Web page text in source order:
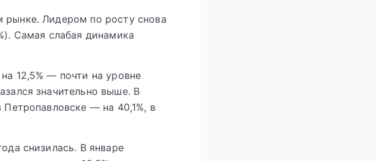
рынке. Лидером по росту снова
Самая слабая динамика
12,5% — почти на уровне
значительно выше. В
Петропавловске — на 40,1%, в
снизилась. В январе